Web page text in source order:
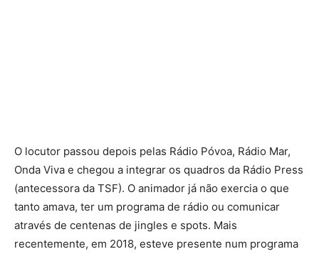
O locutor passou depois pelas Rádio Póvoa, Rádio Mar,
Onda Viva e chegou a integrar os quadros da Rádio Press
(antecessora da TSF). O animador já não exercia o que
tanto amava, ter um programa de rádio ou comunicar
através de centenas de jingles e spots. Mais
recentemente, em 2018, esteve presente num programa